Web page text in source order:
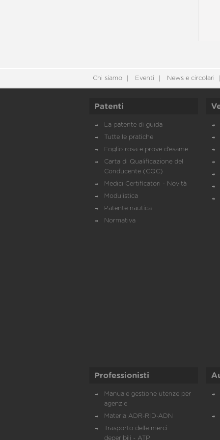
Chi siamo Eventi News e circolari
Patenti
La patente di guida
Tutte le pratiche
Foglio rosa e prove d’esame
Carta di Qualificazione del
Conducente (CQC)
Medici Certificatori - Novità
Modulistica
Patente nautica
Normativa
Professionisti
Manuale gestione utenze per
agenzie
Materia ADR-RID-ADN
Trasporto delle merci
deperibili - ATP